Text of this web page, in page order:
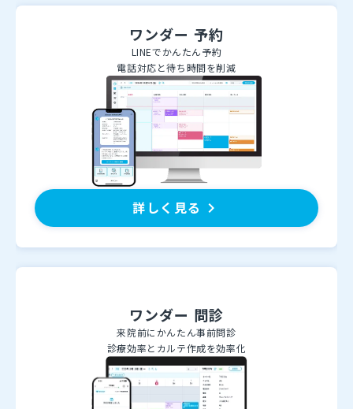
ワンダー 予約
LINEでかんたん予約
電話対応と待ち時間を削減
詳しく見る keyboard_arrow_right
ワンダー 問診
来院前にかんたん事前問診
診療効率とカルテ作成を効率化